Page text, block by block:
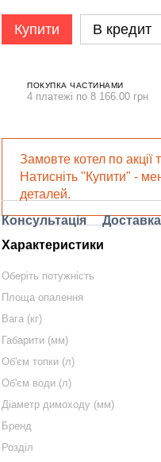
Купити В кредит
ПОКУПКА ЧАСТИНАМИ
4 платежі по 8 166.00 грн
Замовте котел по акції
Натисніть "Купити" -
деталей.
Консультація
Доставка
Характеристики
Оберіть потужність
Площа опалення
Вага (кг)
Габарити (мм)
Об'єм топки (л)
Об'єм води (л)
Діаметр димоходу (мм)
Бренд
Розділ